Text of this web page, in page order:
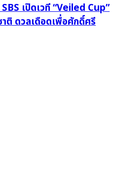
เปิดเวที “Veiled Cup”
ติ ดวลเดือดเพื่อศักดิ์ศรี